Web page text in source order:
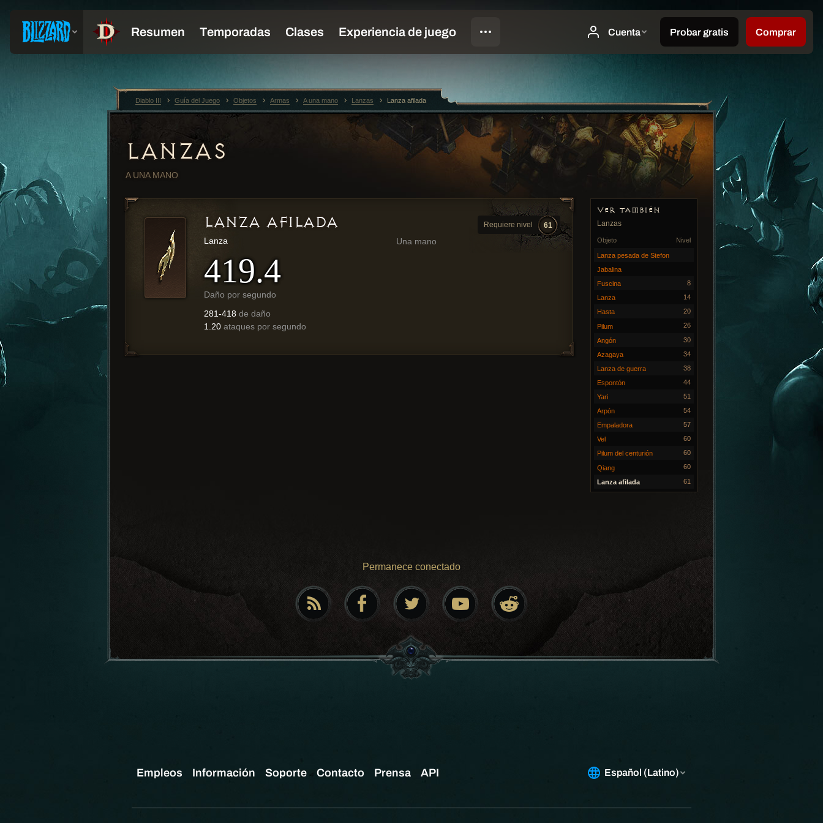
LANZAS
A UNA MANO
VER TAMBIÉN
Lanzas
Nivel
Objeto
Lanza pesada de Stefon
Jabalina
Fuscina
8
Lanza 14
Hasta 20
Pilum 26
Angón 30
Azagaya 34
Lanza de guerra 38
Espontón 44
Yari 51
Arpón 54
Empaladora 57
Vel 60
Pilum del centurión 60
Qiang 60
Lanza afilada 61
Requiere nivel 61
LANZA AFILADA
Una mano
Lanza
419.4
Daño por segundo
281-418 de daño
1.20 ataques por segundo
Permanece conectado
Diablo III Guía del Juego Objetos Armas A una mano Lanzas Lanza afilada